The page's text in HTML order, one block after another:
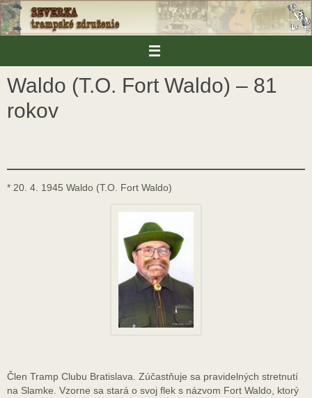
Skip
to
content
Waldo (T.O. Fort Waldo) – 81
rokov
* 20. 4. 1945 Waldo (T.O. Fort Waldo)
Člen Tramp Clubu Bratislava. Zúčastňuje sa pravidelných stretnutí
na Slamke. Vzorne sa stará o svoj flek s názvom Fort Waldo, ktorý